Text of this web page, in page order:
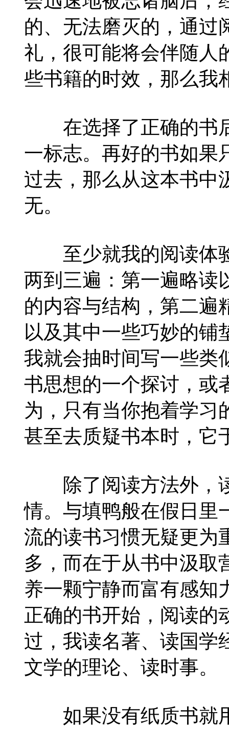
的、无法磨灭的，通过
礼，很可能将会伴随人
些书籍的时效，那么我
在选择了正确的书
一标志。再好的书如果
过去，那么从这本书中
无。
至少就我的阅读体
两到三遍：第一遍略读
的内容与结构，第二遍
以及其中一些巧妙的铺
我就会抽时间写一些类
书思想的一个探讨，或
为，只有当你抱着学习
甚至去质疑书本时，它
除了阅读方法外，
情。与填鸭般在假日里
流的读书习惯无疑更为
多，而在于从书中汲取
养一颗宁静而富有感知
正确的书开始，阅读的
过，我读名著、读国学
文学的理论、读时事。
如果没有纸质书就